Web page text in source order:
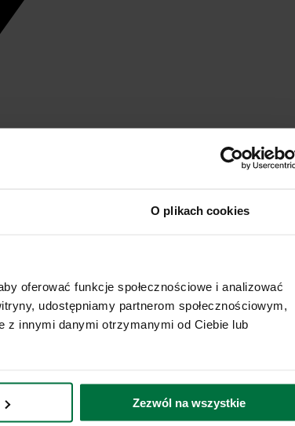
O plikach cookies
oferować funkcje społecznościowe i analizować
udostępniamy partnerom społecznościowym,
z innymi danymi otrzymanymi od Ciebie lub
Zezwól na wszystkie